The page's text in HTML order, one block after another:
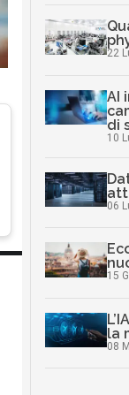
22
AI
di
10
06
15
la
08